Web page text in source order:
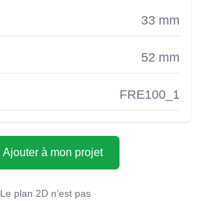
33 mm
52 mm
FRE100_1
Ajouter à mon projet
Le plan 2D n’est pas